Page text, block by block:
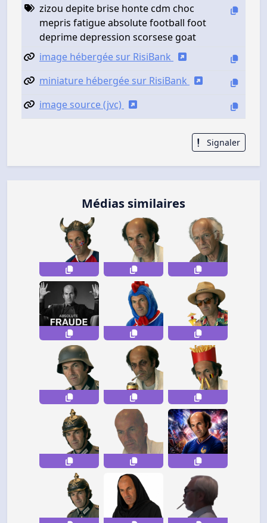
zizou depite brise honte cdm choc
mepris fatigue absolute football foot
deprime depression scorsese goat
image hébergée sur RisiBank
miniature hébergée sur RisiBank
image source (jvc)
Signaler
Médias similaires